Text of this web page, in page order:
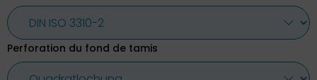
Perforation du fond de tamis